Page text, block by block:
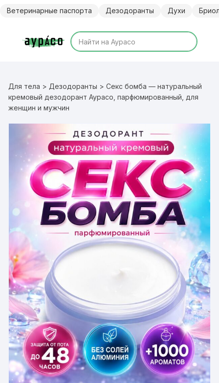
Ветеринарные паспорта Дезодоранты Духи
Для тела > Дезодоранты > Секс бомба — натуральный
кремовый дезодорант Аурасо, парфюмированный, для
женщин и мужчин